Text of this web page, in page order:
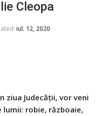
Cleopa
iul. 12, 2020
ziua Judecăţii, vor veni
robie, războaie,